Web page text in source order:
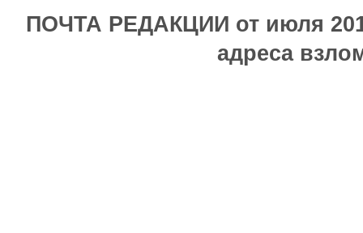
ПОЧТА РЕДАКЦИИ от июля
адреса